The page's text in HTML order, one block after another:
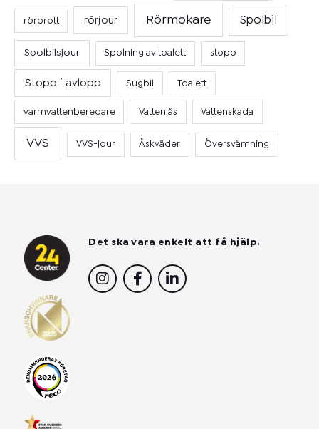
rörbrott rörjour Rörmokare Spolbil
Spolbilsjour Spolning av toalett stopp
Stopp i avlopp Sugbil Toalett
varmvattenberedare Vattenlås Vattenskada
VVS VVS-jour Åskväder Översvämning
Det ska vara enkelt att få hjälp.
I
n
F
a
L
i